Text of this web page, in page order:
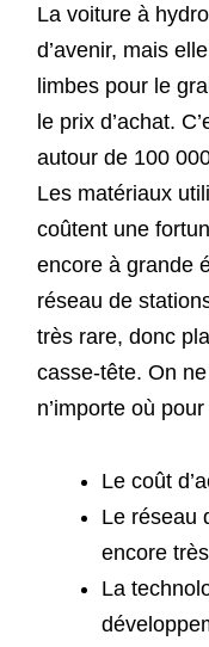
La voiture à
d’avenir, mais
limbes pour le
le prix d’achat.
autour de 100
Les matériaux
coûtent une
encore à grande
réseau de
très rare, donc
casse-tête. On
n’importe où
Le coût
Le réseau
encore
La